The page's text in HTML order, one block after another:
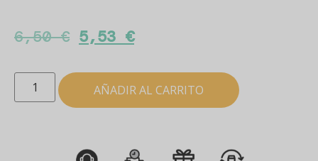
6,50€ 5,53 €
AÑADIR AL CARRITO